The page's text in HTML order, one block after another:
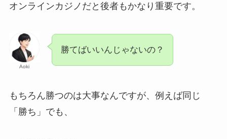
オンラインカジノだと後者もかなり重要です。
Aoki
勝てばいいんじゃないの？
もちろん勝つのは大事なんですが、例えば同じ
「勝ち」でも、